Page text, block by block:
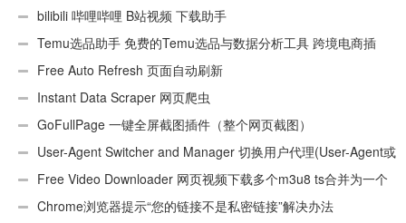
bilibili 哔哩哔哩 B站视频 下载助手
Temu选品助手 免费的Temu选品与数据分析工具 跨境电商插
件 Free Auto Refresh 页面自动刷新
Instant Data Scraper 网页爬虫
GoFullPage 一键全屏截图插件（整个网页截图）
User-Agent Switcher and Manager 切换用户代理(User-Agent或
UA)Free Video Downloader 网页视频下载多个m3u8 ts合并为一个
ts文件Chrome浏览器提示“您的链接不是私密链接”解决办法